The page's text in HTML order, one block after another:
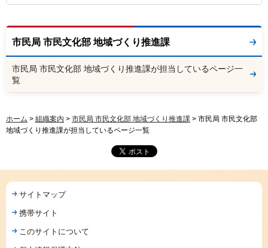
市民局 市民文化部 地域づくり推進課
市民局 市民文化部 地域づくり推進課が担当しているページ一
覧
ホーム > 組織案内 > 市民局 市民文化部 地域づくり推進課 > 市民局 市民文化部
地域づくり推進課が担当しているページ一覧
サイトマップ
携帯サイト
このサイトについて